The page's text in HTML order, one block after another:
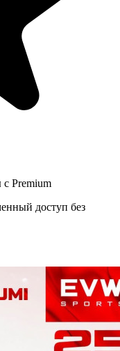
с Premium
доступ без